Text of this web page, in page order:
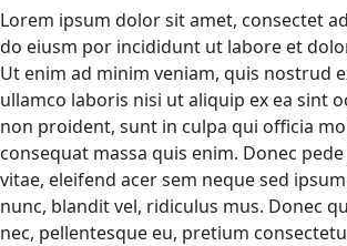
Lorem ipsum dolor sit amet, consectet
do eiusm por incididunt ut labore et
Ut enim ad minim veniam, quis nostrud
ullamco laboris nisi ut aliquip ex ea sint
non proident, sunt in culpa qui officia
consequat massa quis enim. Donec
vitae, eleifend acer sem neque sed
nunc, blandit vel, ridiculus mus. Donec
nec, pellentesque eu, pretium